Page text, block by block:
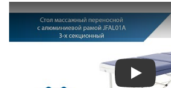
Play